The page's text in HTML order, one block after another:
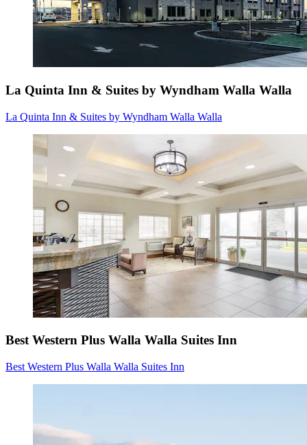
La Quinta Inn & Suites by Wyndham Walla Walla
La Quinta Inn & Suites by Wyndham Walla Walla
Best Western Plus Walla Walla Suites Inn
Best Western Plus Walla Walla Suites Inn